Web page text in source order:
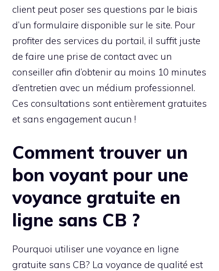
client peut poser ses questions par le biais
d’un formulaire disponible sur le site. Pour
profiter des services du portail, il suffit juste
de faire une prise de contact avec un
conseiller afin d’obtenir au moins 10 minutes
d’entretien avec un médium professionnel.
Ces consultations sont entièrement gratuites
et sans engagement aucun !
Comment trouver un
bon voyant pour une
voyance gratuite en
ligne sans CB ?
Pourquoi utiliser une voyance en ligne
gratuite sans CB? La voyance de qualité est